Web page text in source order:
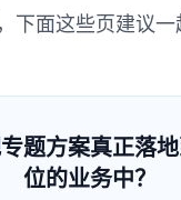
下面这些页建议一
题方案真正落
位的业务中？